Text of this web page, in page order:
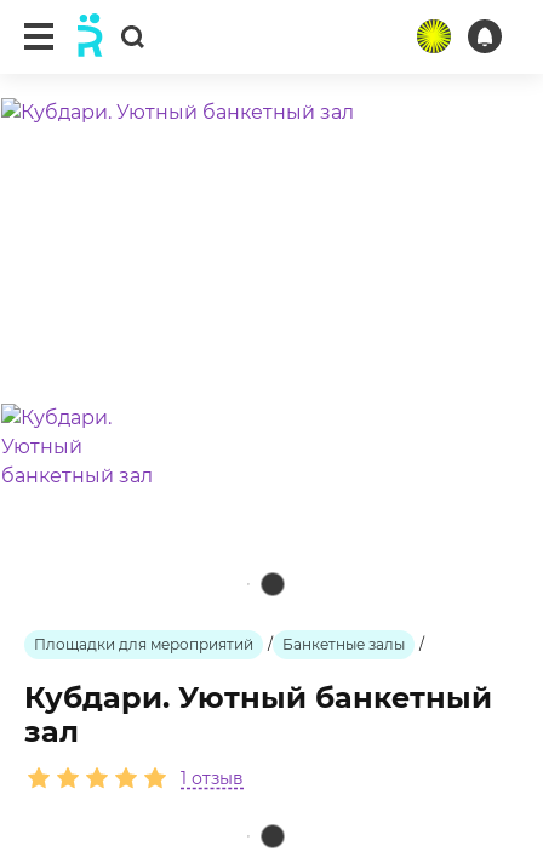
Площадки для мероприятий / Банкетные залы /
Кубдари. Уютный банкетный
зал
1 отзыв